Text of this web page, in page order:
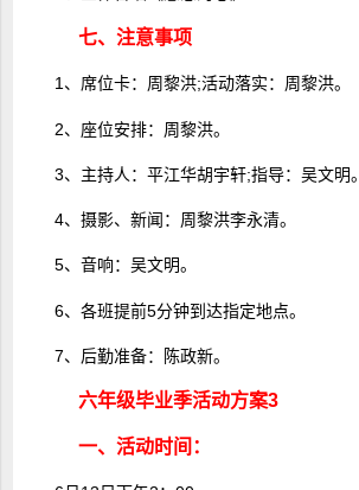
七、注意事项
1、席位卡：周黎洪;活动落实：周黎洪。
2、座位安排：周黎洪。
3、主持人：平江华胡宇轩;指导：吴文明。
4、摄影、新闻：周黎洪李永清。
5、音响：吴文明。
6、各班提前5分钟到达指定地点。
7、后勤准备：陈政新。
六年级毕业季活动方案3
一、活动时间：